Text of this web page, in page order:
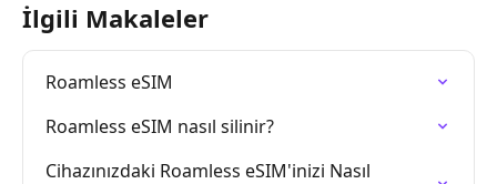
İlgili Makaleler
Roamless eSIM
Roamless eSIM nasıl silinir?
Cihazınızdaki Roamless eSIM'inizi Nasıl